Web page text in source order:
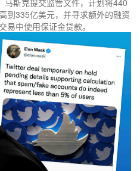
到335亿美元，并寻求额外的融资
易中使用保证金贷款。